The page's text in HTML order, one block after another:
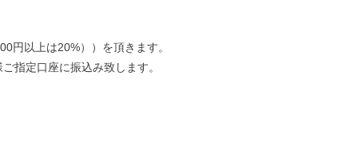
円以上は20%））を頂きます。
指定口座に振込み致します。